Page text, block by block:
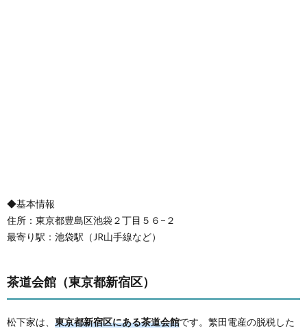
◆基本情報
住所：東京都豊島区池袋２丁目５６−２
最寄り駅：池袋駅（JR山手線など）
茶道会館（東京都新宿区）
松下家は、 東京都新宿区にある茶道会館です。繁田電産の脱税した